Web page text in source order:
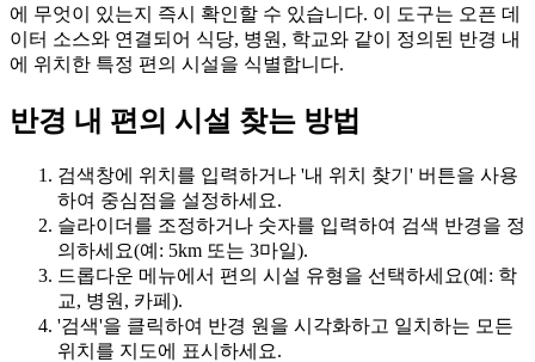
에 무엇이 있는지 즉시 확인할 수 있습니다. 이 도구는 오픈 데
이터 소스와 연결되어 식당, 병원, 학교와 같이 정의된 반경 내
에 위치한 특정 편의 시설을 식별합니다.
반경 내 편의 시설 찾는 방법
검색창에 위치를 입력하거나 '내 위치 찾기' 버튼을 사용
하여 중심점을 설정하세요.
슬라이더를 조정하거나 숫자를 입력하여 검색 반경을 정
의하세요(예: 5km 또는 3마일).
드롭다운 메뉴에서 편의 시설 유형을 선택하세요(예: 학
교, 병원, 카페).
'검색'을 클릭하여 반경 원을 시각화하고 일치하는 모든
위치를 지도에 표시하세요.